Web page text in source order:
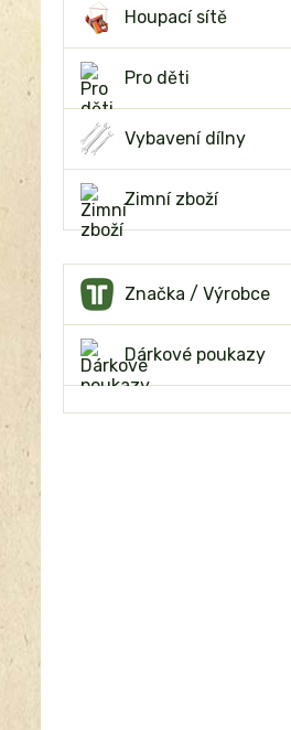
Houpací sítě
Pro děti
Vybavení dílny
Zimní zboží
Značka / Výrobce
Dárkové poukazy